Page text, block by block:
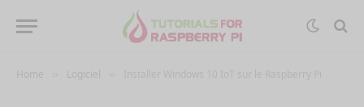
Home Logiciel